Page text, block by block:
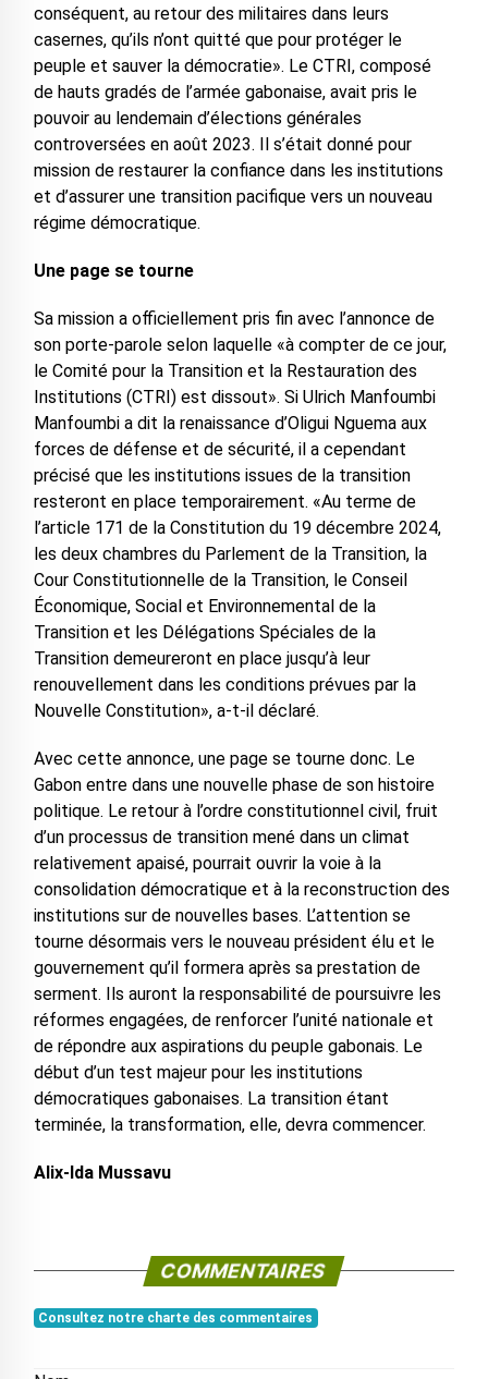
conséquent, au retour des militaires dans leurs
casernes, qu’ils n’ont quitté que pour protéger le
peuple et sauver la démocratie». Le CTRI, composé
de hauts gradés de l’armée gabonaise, avait pris le
pouvoir au lendemain d’élections générales
controversées en août 2023. Il s’était donné pour
mission de restaurer la confiance dans les institutions
et d’assurer une transition pacifique vers un nouveau
régime démocratique.
Une page se tourne
Sa mission a officiellement pris fin avec l’annonce de
son porte-parole selon laquelle «à compter de ce jour,
le Comité pour la Transition et la Restauration des
Institutions (CTRI) est dissout». Si Ulrich Manfoumbi
Manfoumbi a dit la renaissance d’Oligui Nguema aux
forces de défense et de sécurité, il a cependant
précisé que les institutions issues de la transition
resteront en place temporairement. «Au terme de
l’article 171 de la Constitution du 19 décembre 2024,
les deux chambres du Parlement de la Transition, la
Cour Constitutionnelle de la Transition, le Conseil
Économique, Social et Environnemental de la
Transition et les Délégations Spéciales de la
Transition demeureront en place jusqu’à leur
renouvellement dans les conditions prévues par la
Nouvelle Constitution», a-t-il déclaré.
Avec cette annonce, une page se tourne donc. Le
Gabon entre dans une nouvelle phase de son histoire
politique. Le retour à l’ordre constitutionnel civil, fruit
d’un processus de transition mené dans un climat
relativement apaisé, pourrait ouvrir la voie à la
consolidation démocratique et à la reconstruction des
institutions sur de nouvelles bases. L’attention se
tourne désormais vers le nouveau président élu et le
gouvernement qu’il formera après sa prestation de
serment. Ils auront la responsabilité de poursuivre les
réformes engagées, de renforcer l’unité nationale et
de répondre aux aspirations du peuple gabonais. Le
début d’un test majeur pour les institutions
démocratiques gabonaises. La transition étant
terminée, la transformation, elle, devra commencer.
Alix-Ida Mussavu
COMMENTAIRES
Consultez notre charte des commentaires